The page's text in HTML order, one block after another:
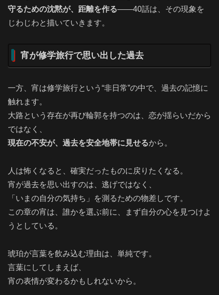
守るための沈黙が、距離を作る――40話は、その現象を
じわじわと描いていきます。
宵が修学旅行で思い出した過去
一方、宵は修学旅行という“非日常”の中で、過去の記憶に
触れます。
大路という存在が再び輪郭を持つのは、恋が揺らいだから
ではなく、
現在の不安が、過去を安全地帯に見せるから。
人は怖くなると、確実だったものに戻りたくなる。
宵が過去を思い出すのは、逃げではなく、
「いまの自分の気持ち」を測るための物差しです。
この章の宵は、誰かを選ぶ前に、まず自分の心を見つけよ
うとしている。
琥珀が言葉を飲み込む理由は、単純です。
言葉にしてしまえば、
宵の表情が変わるかもしれないから。